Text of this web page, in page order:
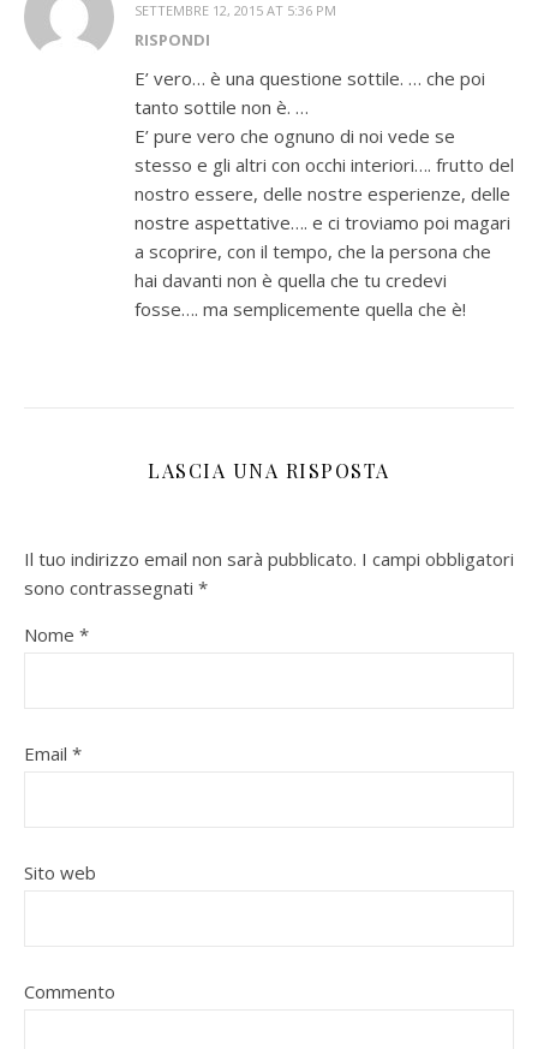
SETTEMBRE 12, 2015 AT 5:36 PM
RISPONDI
E’ vero… è una questione sottile. … che poi
tanto sottile non è. …
E’ pure vero che ognuno di noi vede se
stesso e gli altri con occhi interiori…. frutto del
nostro essere, delle nostre esperienze, delle
nostre aspettative…. e ci troviamo poi magari
a scoprire, con il tempo, che la persona che
hai davanti non è quella che tu credevi
fosse…. ma semplicemente quella che è!
LASCIA UNA RISPOSTA
Il tuo indirizzo email non sarà pubblicato. I campi obbligatori
sono contrassegnati *
Nome *
Email *
Sito web
Commento